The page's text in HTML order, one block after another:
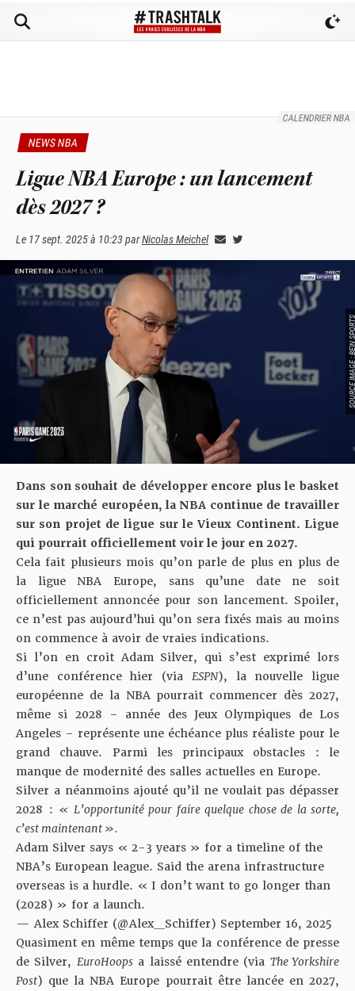
CALENDRIER NBA
NEWS NBA
Ligue NBA Europe : un lancement
dès 2027 ?
Le 17 sept. 2025 à 10:23parNicolas Meichel
SOURCE
Dans son souhait de développer encore plus le basket
sur le marché européen, la NBA continue de travailler
sur son projet de ligue sur le Vieux Continent. Ligue
qui pourrait officiellement voir le jour en 2027.
Cela fait plusieurs mois qu’on parle de plus en plus de
la ligue NBA Europe, sans qu’une date ne soit
officiellement annoncée pour son lancement. Spoiler,
ce n’est pas aujourd’hui qu’on sera fixés mais au moins
on commence à avoir de vraies indications.
Si l’on en croit Adam Silver, qui s’est exprimé lors
d’une conférence hier (via ESPN), la nouvelle ligue
européenne de la NBA pourrait commencer dès 2027,
même si 2028 – année des Jeux Olympiques de Los
Angeles – représente une échéance plus réaliste pour le
grand chauve. Parmi les principaux obstacles : le
manque de modernité des salles actuelles en Europe.
Silver a néanmoins ajouté qu’il ne voulait pas dépasser
2028 : « L’opportunité pour faire quelque chose de la sorte,
c’est maintenant ».
Adam Silver says « 2-3 years » for a timeline of the
NBA’s European league. Said the arena infrastructure
overseas is a hurdle. « I don’t want to go longer than
(2028) » for a launch.
— Alex Schiffer (@Alex__Schiffer) September 16, 2025
Quasiment en même temps que la conférence de presse
de Silver, EuroHoopsa laissé entendre (via The Yorkshire
Post) que la NBA Europe pourrait être lancée en 2027,